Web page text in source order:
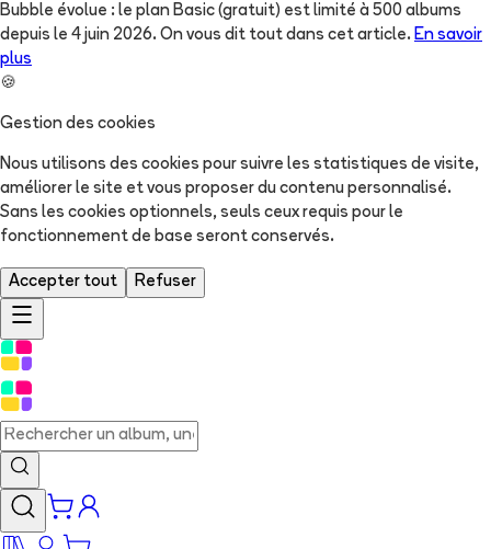
Bubble évolue : le plan Basic (gratuit) est limité à 500 albums
depuis le 4 juin 2026. On vous dit tout dans cet article. En savoir
plus
🍪
Gestion des cookies
Nous utilisons des cookies pour suivre les statistiques de visite,
améliorer le site et vous proposer du contenu personnalisé.
Sans les cookies optionnels, seuls ceux requis pour le
fonctionnement de base seront conservés.
Accepter tout Refuser